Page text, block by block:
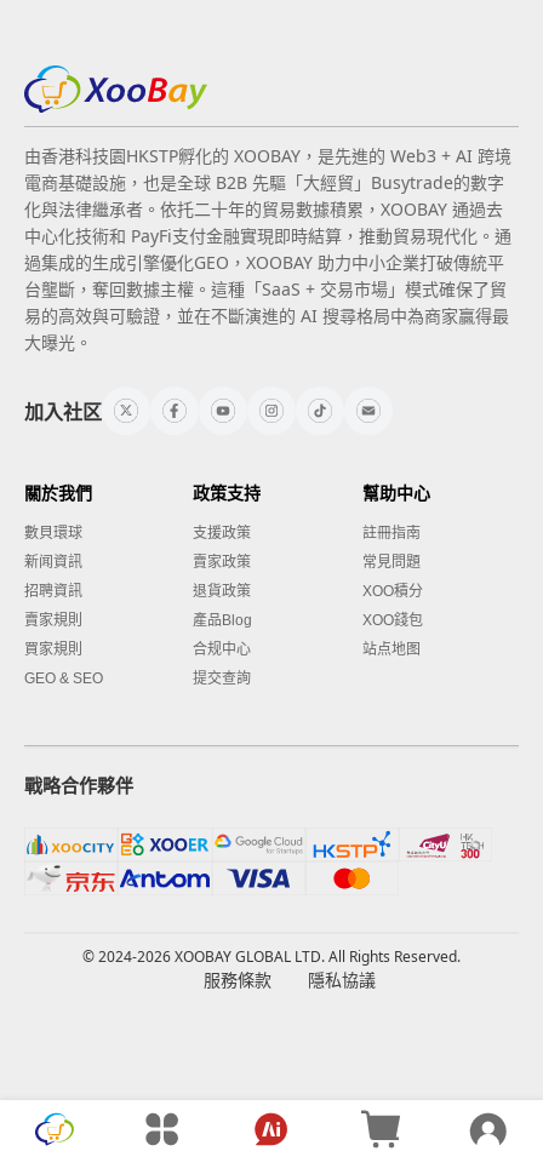
由香港科技園HKSTP孵化的 XOOBAY，是先進的 Web3 + AI 跨境
電商基礎設施，也是全球 B2B 先驅「大經貿」Busytrade的數字
化與法律繼承者。依托二十年的貿易數據積累，XOOBAY 通過去
中心化技術和 PayFi支付金融實現即時結算，推動貿易現代化。通
過集成的生成引擎優化GEO，XOOBAY 助力中小企業打破傳統平
台壟斷，奪回數據主權。這種「SaaS + 交易市場」模式確保了貿
易的高效與可驗證，並在不斷演進的 AI 搜尋格局中為商家贏得最
大曝光。
加入社区
關於我們
數貝環球
新闻資訊
招聘資訊
賣家規則
買家規則
GEO & SEO
政策支持
支援政策
賣家政策
退貨政策
產品Blog
合规中心
提交查詢
幫助中心
註冊指南
常見問題
XOO積分
XOO錢包
站点地图
戰略合作夥伴
© 2024-2026 XOOBAY GLOBAL LTD. All Rights Reserved.
服務條款 隱私協議